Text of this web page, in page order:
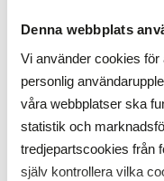
Denna webbplats
Vi använder cookies
personlig
våra webbplatser ska
statistik och
tredjepartscookies från
själv kontrollera vilka
Den 2 juni får
sjuksköterskor
hälsokontroller för
Välkommen förbi.